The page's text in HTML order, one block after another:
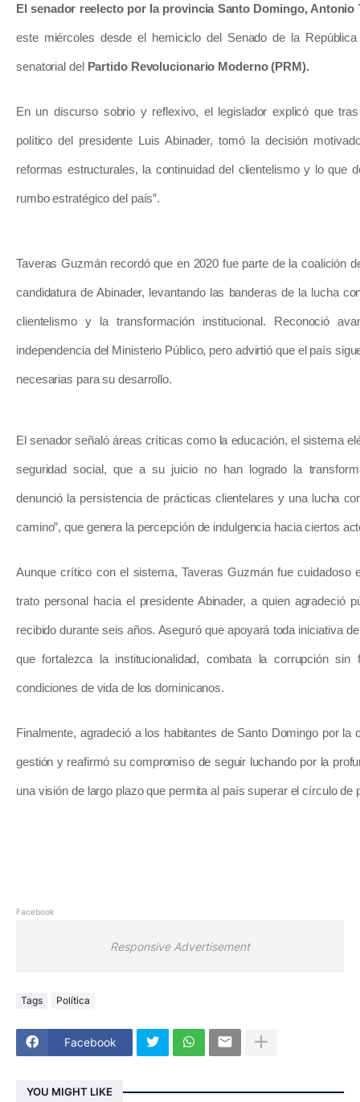
El senador reelecto por la provincia Santo Domingo, Antonio
este miércoles desde el hemiciclo del Senado de la
senatorial del Partido Revolucionario Moderno (PRM).
En un discurso sobrio y reflexivo, el legislador explicó que
político del presidente Luis Abinader, tomó la decisión
reformas estructurales, la continuidad del clientelismo y lo que
rumbo estratégico del país”.
Taveras Guzmán recordó que en 2020 fue parte de la coalición
candidatura de Abinader, levantando las banderas de la lucha
clientelismo y la transformación institucional. Reconoció
independencia del Ministerio Público, pero advirtió que el país
necesarias para su desarrollo.
El senador señaló áreas críticas como la educación, el sistema
seguridad social, que a su juicio no han logrado la
denunció la persistencia de prácticas clientelares y una lucha
camino”, que genera la percepción de indulgencia hacia ciertos
Aunque crítico con el sistema, Taveras Guzmán fue cuidadoso
trato personal hacia el presidente Abinader, a quien agradeció
recibido durante seis años. Aseguró que apoyará toda iniciativa
que fortalezca la institucionalidad, combata la corrupción
condiciones de vida de los dominicanos.
Finalmente, agradeció a los habitantes de Santo Domingo por la
gestión y reafirmó su compromiso de seguir luchando por la
una visión de largo plazo que permita al país superar el círculo de
Facebook
Responsive Advertisement
Tags Política
Facebook
YOU MIGHT LIKE